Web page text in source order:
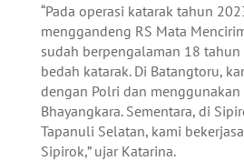
“Pada operasi katarak tahun
menggandeng RS Mata
sudah berpengalaman 18
bedah katarak. Di Batangtoru,
dengan Polri dan menggunakan
Bhayangkara. Sementara, di
Tapanuli Selatan, kami
Sipirok,” ujar Katarina.